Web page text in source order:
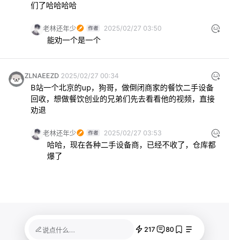
们了哈哈哈哈
老林还年少 2025/02/27 03:50
能劝一个是一个
ZLNAEEZD 2025/02/27 00:34
B站一个北京的up，狗哥，做倒闭商家的餐饮二手设备
回收，想做餐饮创业的兄弟们先去看看他的视频，直接
劝退
老林还年少 2025/02/27 03:53
哈哈，现在各种二手设备商，已经不收了，仓库都
爆了
说点什么... 217 80